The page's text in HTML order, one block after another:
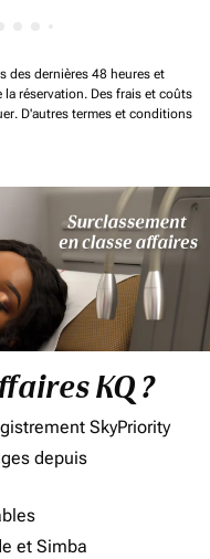
pagination-showing-
des dernières 48 heures et
la réservation. Des frais et coûts
D'autres termes et conditions
KQ ?
SkyPriority
depuis
et Simba